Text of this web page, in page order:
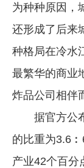
为种种原因，
还形成了后来
种格局在冷水
最繁华的商业
炸品公司相伴
据官方公布
的比重为
产业42个百分